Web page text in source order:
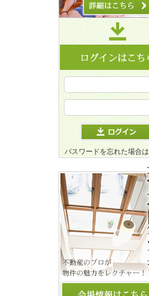
パスワードを忘れた場合は